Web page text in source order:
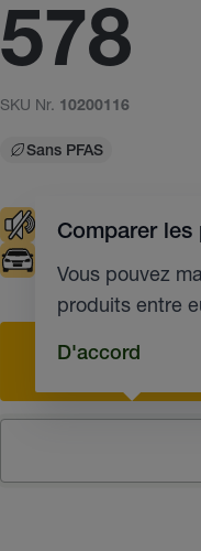
578
SKU Nr. 10200116
Sans PFAS
Atténue les bruits
Comparer les
Vous pouvez
produits entre
D'accord